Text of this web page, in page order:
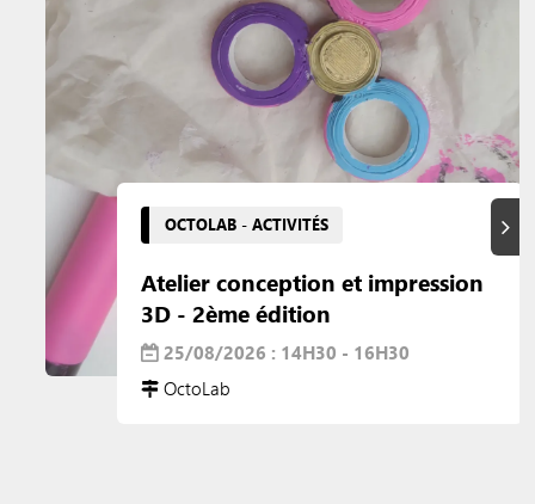
OCTOLAB - ACTIVITÉS
Atelier conception et impression
3D - 2ème édition
25/08/2026 : 14H30 - 16H30
OctoLab